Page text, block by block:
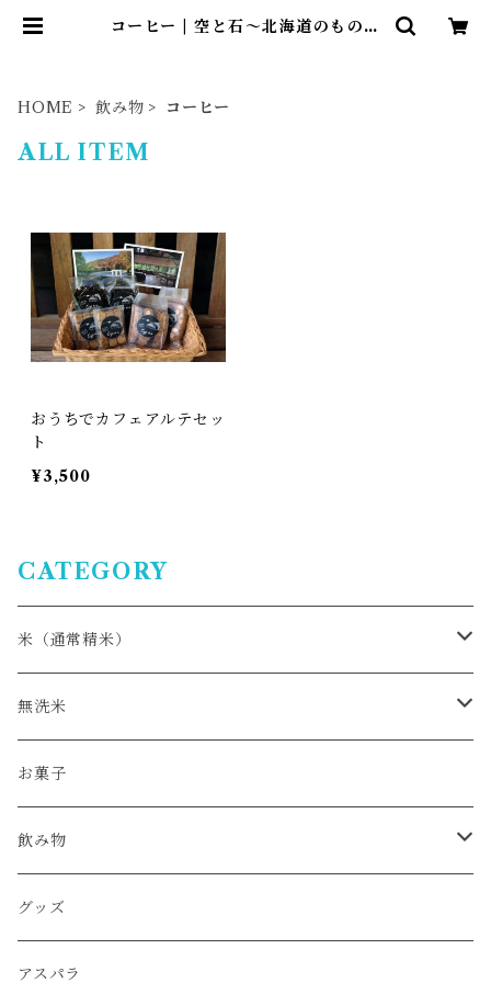
コーヒー | 空と石～北海道のものな
HOME 飲み物 コーヒー
ALL ITEM
おうちでカフェアルテセッ
ト
¥3,500
CATEGORY
米（通常精米）
おぼろづき
ゆめぴりか
ふっくりんこ
ななつぼし
とりめしセット
無洗米
ゆめぴりか
ななつぼし
お菓子
飲み物
トマトジュース
コーヒー
グッズ
アスパラ